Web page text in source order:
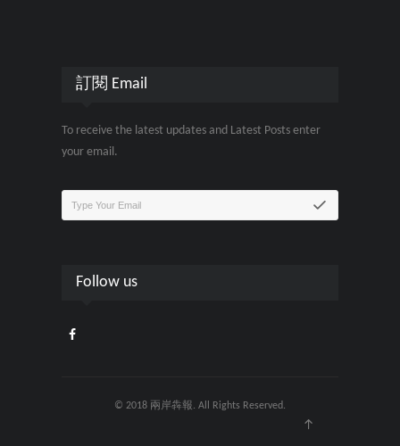
訂閱 Email
To receive the latest updates and Latest Posts enter
your email.
Follow us
© 2018 兩岸犇報. All Rights Reserved.